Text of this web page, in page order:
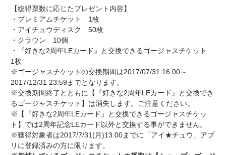
【総得票数に応じたプレゼント内容】
・プレミアムチケット 1枚
・アイチュウディスク 50枚
・クラウン 10個
・『好きな2周年LEカード』と交換できるゴージャスチケット
1枚
※ゴージャスチケットの交換期間は2017/07/31 16:00～
2017/12/31 23:59までとなります。
※交換期間終了とともに【『好きな2周年LEカード』と交換でき
るゴージャスチケット】は消失します。ご注意ください。
※【『好きな2周年LEカード』と交換できるゴージャスチケッ
ト】では2周年記念LEカード以外と交換する事ができません。
※獲得対象者は2017/7/31(月)13:00までに「アイ★チュウ」アプ
リに登録済みの方に限ります。